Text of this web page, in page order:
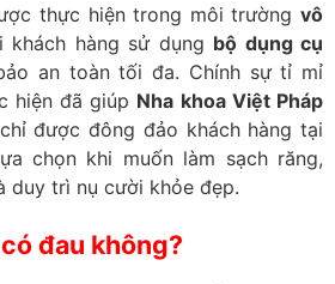
thực hiện trong môi trường vô
khách hàng sử dụng bộ dụng cụ
an toàn tối đa. Chính sự tỉ mỉ
hiện đã giúp Nha khoa Việt Pháp
được đông đảo khách hàng tại
chọn khi muốn làm sạch răng,
duy trì nụ cười khỏe đẹp.
đau không?